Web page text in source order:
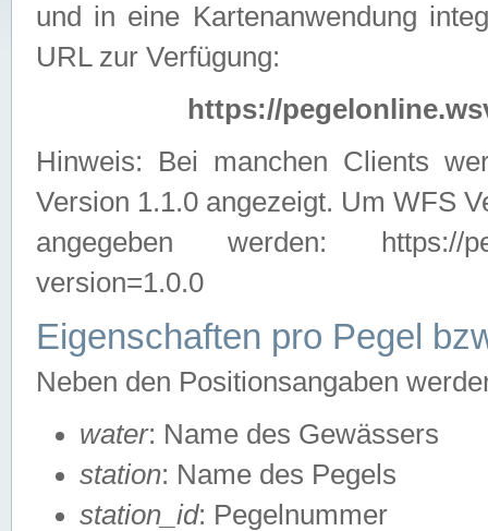
und in eine Kartenanwendung
URL zur Verfügung:
https://
Hinweis: Bei manchen Clients
Version 1.1.0 angezeigt. Um WFS
angegeben werden: https://
version=1.0.0
Eigenschaften pro Pegel
Neben den Positionsangaben
water: Name des Gewässers
station: Name des Pegels
station_id: Pegelnummer